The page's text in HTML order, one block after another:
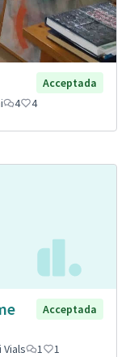
Acceptada
4 4
Acceptada
Vials 1 1